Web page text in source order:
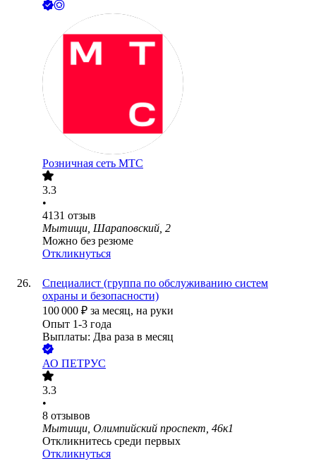
Розничная сеть МТС
3.3
•
4131 отзыв
Мытищи, Шараповский, 2
Можно без резюме
Откликнуться
Специалист (группа по обслуживанию систем
охраны и безопасности)
100 000 ₽ за месяц, на руки
Опыт 1-3 года
Выплаты: Два раза в месяц
АО ПЕТРУС
3.3
•
8 отзывов
Мытищи, Олимпийский проспект, 46к1
Откликнитесь среди первых
Откликнуться